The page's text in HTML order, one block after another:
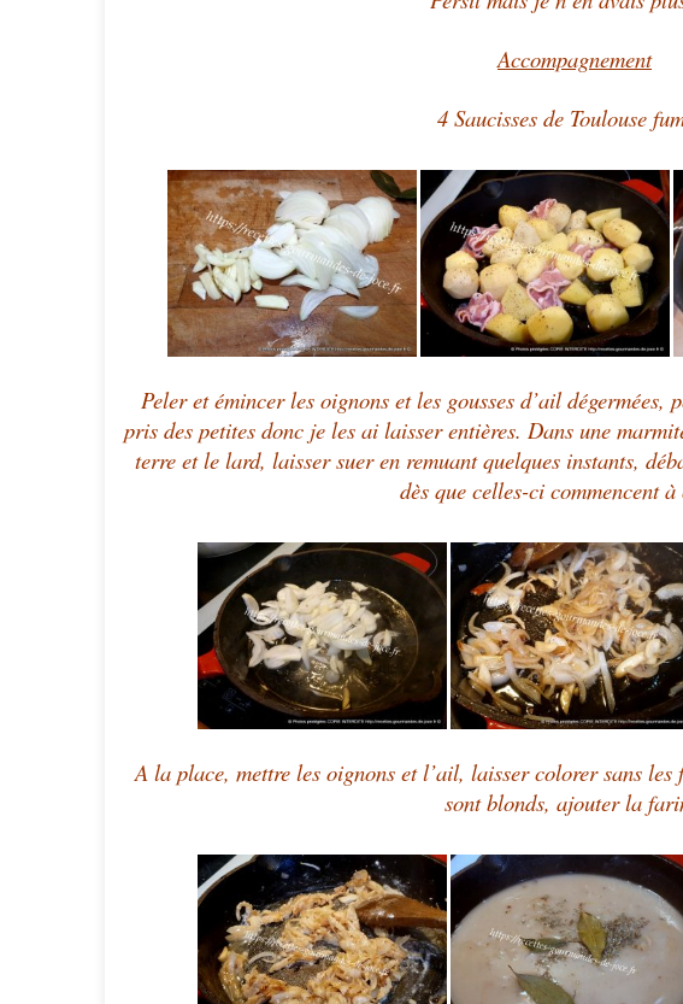
Accompagnement
4 Saucisses de Toulouse
Peler et émincer les oignons et les gousses d’ail dégermées,
pris des petites donc je les ai laisser entières. Dans une
terre et le lard, laisser suer en remuant quelques instants,
dès que celles-ci commencent
A la place, mettre les oignons et l’ail, laisser colorer sans
sont blonds, ajouter la